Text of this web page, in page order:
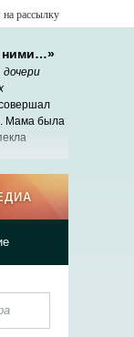
на рассылку
ними…»
Мама была